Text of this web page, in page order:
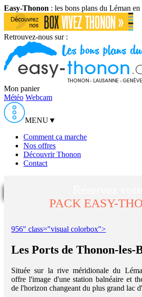
Easy-Thonon : les bons plans du Léman
Retrouvez-nous sur :
Mon panier
Météo Webcam
MENU▼
Comment ça marche
Nos offres
Découvrir Thonon
Contact
PACK EASY-
956" class="visual colorbox">
Les Ports de Thonon-les-
Située sur la rive méridionale du
offre l'image d'une station balnéaire et
de l'horizon changeant du plus grand lac